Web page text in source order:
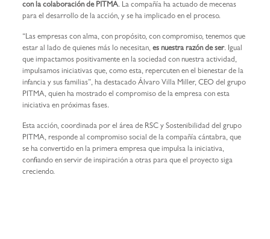
con la colaboración de PITMA. La compañía ha actuado de mecenas
para el desarrollo de la acción, y se ha implicado en el proceso.
“Las empresas con alma, con propósito, con compromiso, tenemos que
estar al lado de quienes más lo necesitan, es nuestra razón de ser. Igual
que impactamos positivamente en la sociedad con nuestra actividad,
impulsamos iniciativas que, como esta, repercuten en el bienestar de la
infancia y sus familias”, ha destacado Álvaro Villa Miller, CEO del grupo
PITMA, quien ha mostrado el compromiso de la empresa con esta
iniciativa en próximas fases.
Esta acción, coordinada por el área de RSC y Sostenibilidad del grupo
PITMA, responde al compromiso social de la compañía cántabra, que
se ha convertido en la primera empresa que impulsa la iniciativa,
confiando en servir de inspiración a otras para que el proyecto siga
creciendo.